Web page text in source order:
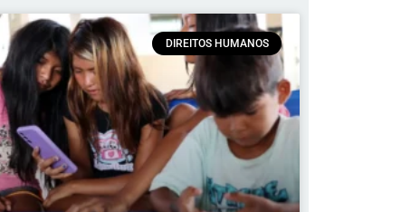
DIREITOS HUMANOS